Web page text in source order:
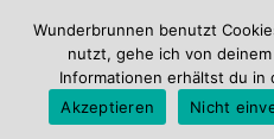
Wunderbrunnen benutzt
nutzt, gehe ich von
Informationen erhältst du in
Akzeptieren
Nicht